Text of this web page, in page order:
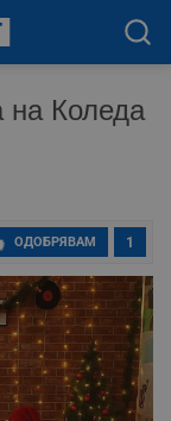
на Коледа
1
ОДОБРЯВАМ